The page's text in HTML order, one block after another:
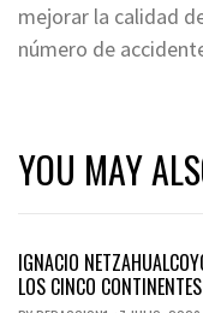
mejorar la calidad
número de
YOU MAY
IGNACIO
LOS CINCO CONTINENTES